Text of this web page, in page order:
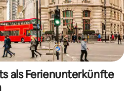
als Ferienunterkünfte